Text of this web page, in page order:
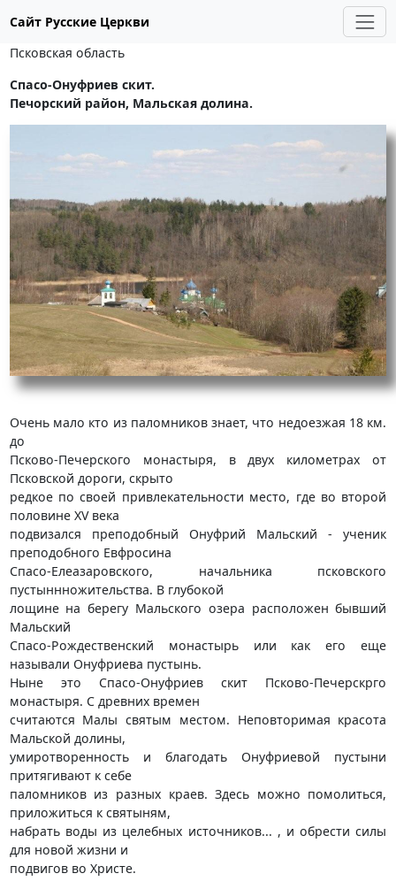
Сайт Русские Церкви
Псковская область
Спасо-Онуфриев скит.
Печорский район, Мальская долина.
Очень мало кто из паломников знает, что недоезжая 18 км.
до
Псково-Печерского монастыря, в двух километрах от
Псковской дороги, скрыто
редкое по своей привлекательности место, где во второй
половине XV века
подвизался преподобный Онуфрий Мальский - ученик
преподобного Евфросина
Спасо-Елеазаровского, начальника псковского
пустыннножительства. В глубокой
лощине на берегу Мальского озера расположен бывший
Мальский
Спасо-Рождественский монастырь или как его еще
называли Онуфриева пустынь.
Ныне это Спасо-Онуфриев скит Псково-Печерскрго
монастыря. С древних времен
считаются Малы святым местом. Неповторимая красота
Мальской долины,
умиротворенность и благодать Онуфриевой пустыни
притягивают к себе
паломников из разных краев. Здесь можно помолиться,
приложиться к святыням,
набрать воды из целебных источников... , и обрести силы
для новой жизни и
подвигов во Христе.